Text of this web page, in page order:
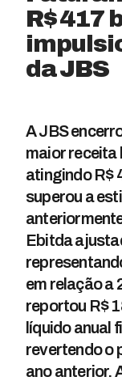
R$ 417
da JBS
A JBS
maior receita
atingindo R$
superou a
Ebitda
em relação a
reportou R$
líquido anual
revertendo o
ano anterior.